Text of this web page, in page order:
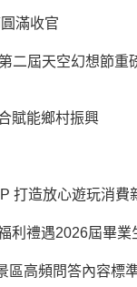
滿收官
二屆天空幻想節重
賦能鄉村振興
打造放心遊玩消費
利禮遇2026屆畢業
區高頻問答內容標